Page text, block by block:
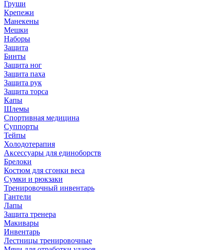
Груши
Крепежи
Манекены
Мешки
Наборы
Защита
Бинты
Защита ног
Защита паха
Защита рук
Защита торса
Капы
Шлемы
Спортивная медицина
Суппорты
Тейпы
Холодотерапия
Аксессуары для единоборств
Брелоки
Костюм для сгонки веса
Сумки и рюкзаки
Тренировочный инвентарь
Гантели
Лапы
Защита тренера
Макивары
Инвентарь
Лестницы тренировочные